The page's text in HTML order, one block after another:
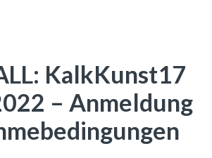
KalkKunst17
– Anmeldung